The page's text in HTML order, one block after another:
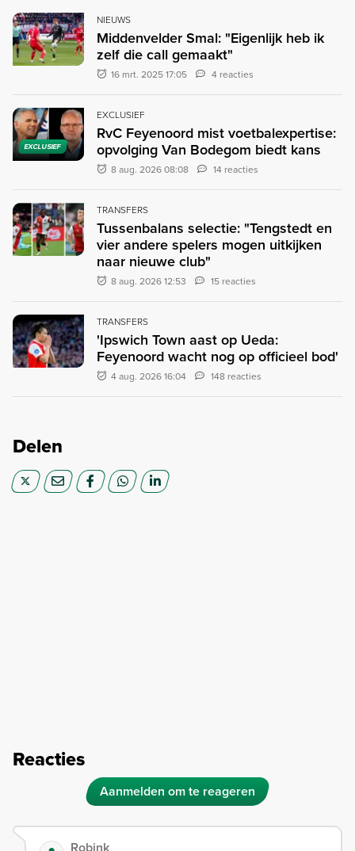
NIEUWS
Middenvelder Smal: "Eigenlijk heb ik
zelf die call gemaakt"
16 mrt. 2025 17:05 4 reacties
EXCLUSIEF
EXCLUSIEF
RvC Feyenoord mist voetbalexpertise:
opvolging Van Bodegom biedt kans
8 aug. 2026 08:08 14 reacties
TRANSFERS
Tussenbalans selectie: "Tengstedt en
vier andere spelers mogen uitkijken
naar nieuwe club"
8 aug. 2026 12:53 15 reacties
TRANSFERS
'Ipswich Town aast op Ueda:
Feyenoord wacht nog op officieel bod'
4 aug. 2026 16:04 148 reacties
Delen
Reacties
Aanmelden om te reageren
Robink